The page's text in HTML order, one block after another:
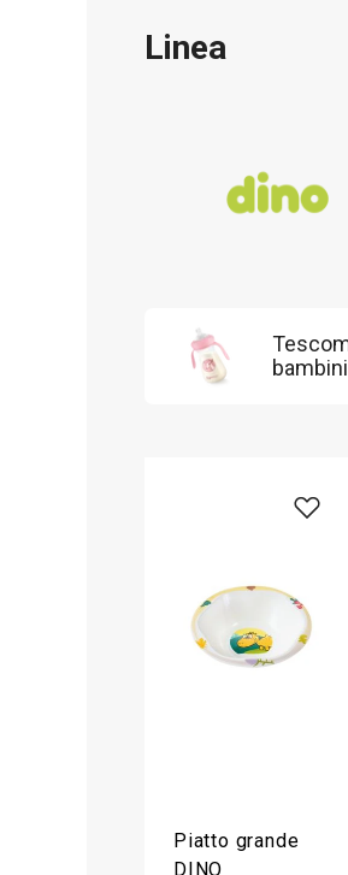
Linea
bambini
Piatto grande
DINO